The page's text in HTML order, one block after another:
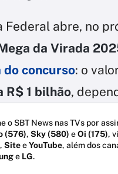
Federal abre, no
da Virada
concurso: o
R$ 1 bilhão,
o SBT News nas TVs por
(576), Sky (580) eOi (175),
, SiteeYouTube, além dos
e LG.